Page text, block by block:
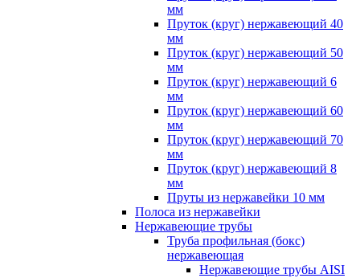
мм
Пруток (круг) нержавеющий 40
мм
Пруток (круг) нержавеющий 50
мм
Пруток (круг) нержавеющий 6
мм
Пруток (круг) нержавеющий 60
мм
Пруток (круг) нержавеющий 70
мм
Пруток (круг) нержавеющий 8
мм
Пруты из нержавейки 10 мм
Полоса из нержавейки
Нержавеющие трубы
Труба профильная (бокс)
нержавеющая
Нержавеющие трубы AISI